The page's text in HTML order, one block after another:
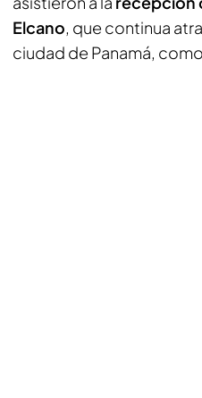
Elcano, que continua
ciudad de Panamá,